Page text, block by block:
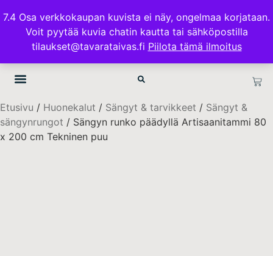
7.4 Osa verkkokaupan kuvista ei näy, ongelmaa korjataan.
Voit pyytää kuvia chatin kautta tai sähköpostilla
tilaukset@tavarataivas.fi Piilota tämä ilmoitus
ILMAINEN TOIMITUS 100€ TILAUKSISSA
TAVARATAIVAS.FI
Etusivu / Huonekalut / Sängyt & tarvikkeet / Sängyt &
sängynrungot / Sängyn runko päädyllä Artisaanitammi 80
x 200 cm Tekninen puu